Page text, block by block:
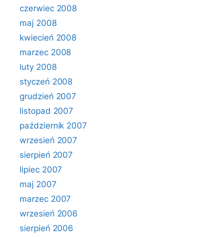
czerwiec 2008
maj 2008
kwiecień 2008
marzec 2008
luty 2008
styczeń 2008
grudzień 2007
listopad 2007
październik 2007
wrzesień 2007
sierpień 2007
lipiec 2007
maj 2007
marzec 2007
wrzesień 2006
sierpień 2006